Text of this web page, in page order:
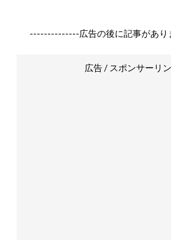
--------------広告の後に記事があ
広告 / スポンサーリ